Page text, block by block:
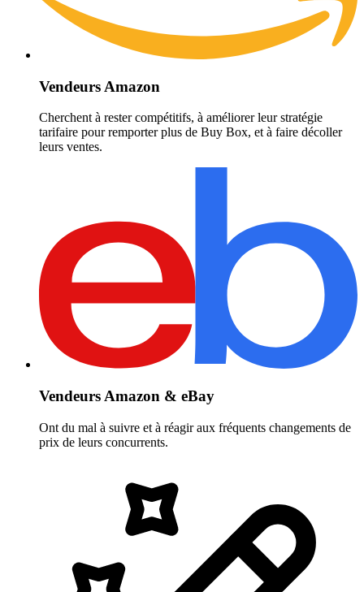
Vendeurs Amazon
Cherchent à rester compétitifs, à améliorer leur stratégie
tarifaire pour remporter plus de Buy Box, et à faire décoller
leurs ventes.
Vendeurs Amazon & eBay
Ont du mal à suivre et à réagir aux fréquents changements de
prix de leurs concurrents.